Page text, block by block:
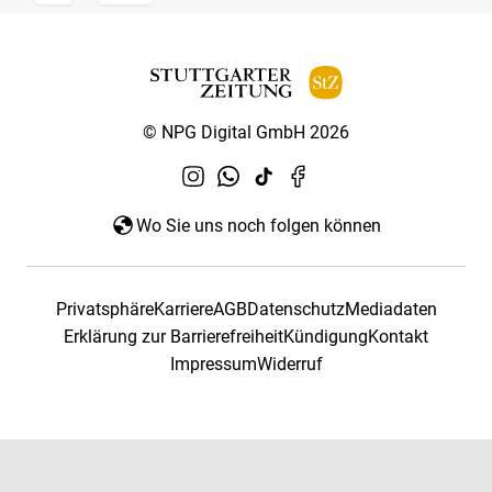
© NPG Digital GmbH 2026
Wo Sie uns noch folgen können
PrivatsphäreKarriereAGBDatenschutzMediadaten
Erklärung zur BarrierefreiheitKündigungKontakt
ImpressumWiderruf